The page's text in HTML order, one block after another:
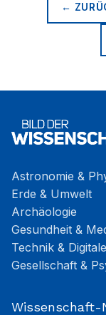
←
Astronomie &
Erde & Umwelt
Archäologie
Gesundheit &
Technik &
Gesellschaft &
Wissenschaft-